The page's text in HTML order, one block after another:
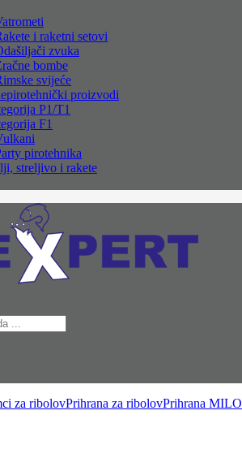
i raketni setovi
zvuka
bombe
svijeće
proizvodi
P1/T1
F1
pirotehnika
streljivo i rakete
za ribolovPrihrana za ribolovPrihrana